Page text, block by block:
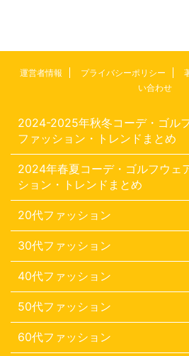
運営者情報 プライバシーポリシー
い合わせ
2024-2025年秋冬コーデ・ゴル
ファッション・トレンドまとめ
2024年春夏コーデ・ゴルフウェ
ション・トレンドまとめ
20代ファッション
30代ファッション
40代ファッション
50代ファッション
60代ファッション